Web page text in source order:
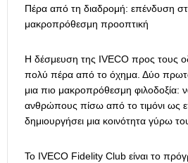
Πέρα από τη διαδρομή: επένδυση
μακροπρόθεσμη προοπτική
Η δέσμευση της IVECO προς τους
πολύ πέρα από το όχημα. Δύο
μια πιο μακροπρόθεσμη φιλοδοξία:
ανθρώπους πίσω από το τιμόνι ως
δημιουργήσει μια κοινότητα γύρω
Το IVECO Fidelity Club είναι το